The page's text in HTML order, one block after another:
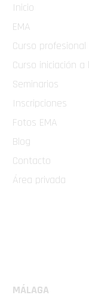
Inicio
EMA
Curso
Curso iniciación a
Seminarios
Inscripciones
Fotos EMA
Blog
Contacto
Área privada
MÁLAGA